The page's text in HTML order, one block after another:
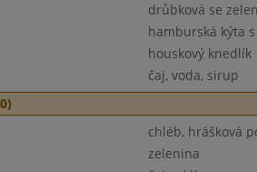
drůbková se
hamburská kýta
houskový knedlík
čaj, voda, sirup
chléb, hrášková
zelenina